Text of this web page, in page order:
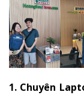
1. Chuyên